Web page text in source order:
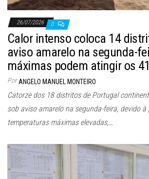
26/07/2026 0
Calor intenso coloca 14
aviso amarelo na segunda-
máximas podem atingir os
Por ANGELO MANUEL MONTEIRO
Catorze dos 18 distritos de Portugal
sob aviso amarelo na segunda-feira, devido à
temperaturas máximas elevadas,…